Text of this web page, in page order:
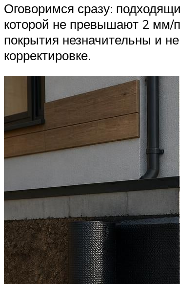
Оговоримся сразу:
которой не превышают 2 мм/
покрытия незначительны и
корректировке.